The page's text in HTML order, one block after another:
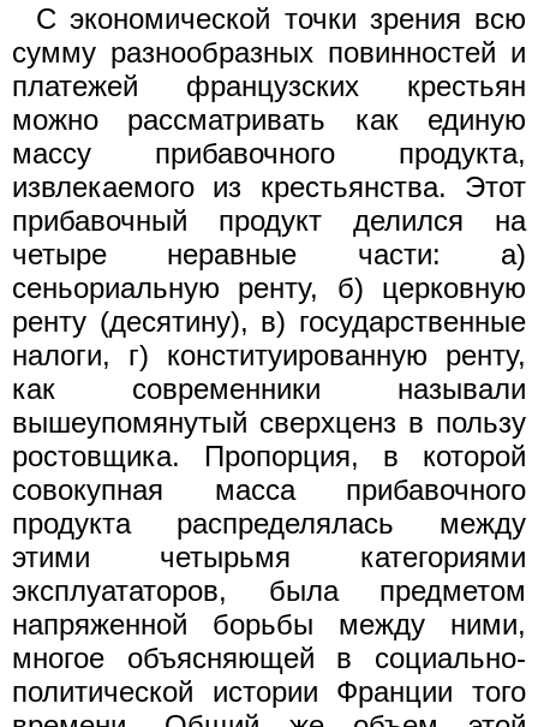
С экономической точки зрения всю
сумму разнообразных повинностей и
платежей французских крестьян
можно рассматривать как единую
массу прибавочного продукта,
извлекаемого из крестьянства. Этот
прибавочный продукт делился на
четыре неравные части: а)
сеньориальную ренту, б) церковную
ренту (десятину), в) государственные
налоги, г) конституированную ренту,
как современники называли
вышеупомянутый сверхценз в пользу
ростовщика. Пропорция, в которой
совокупная масса прибавочного
продукта распределялась между
этими четырьмя категориями
эксплуататоров, была предметом
напряженной борьбы между ними,
многое объясняющей в социально-
политической истории Франции того